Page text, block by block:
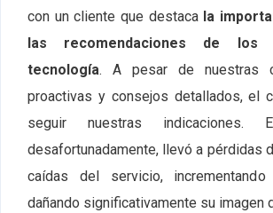
con un cliente que destaca la
las recomendaciones de los
tecnología. A pesar de nuestras
proactivas y consejos detallados, el
seguir nuestras indicaciones.
desafortunadamente, llevó a pérdidas
caídas del servicio,
dañando significativamente su imagen